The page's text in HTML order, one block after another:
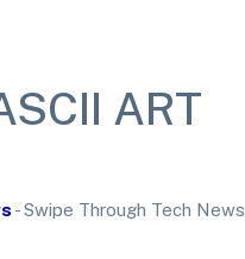
ART
- Swipe Through Tech News